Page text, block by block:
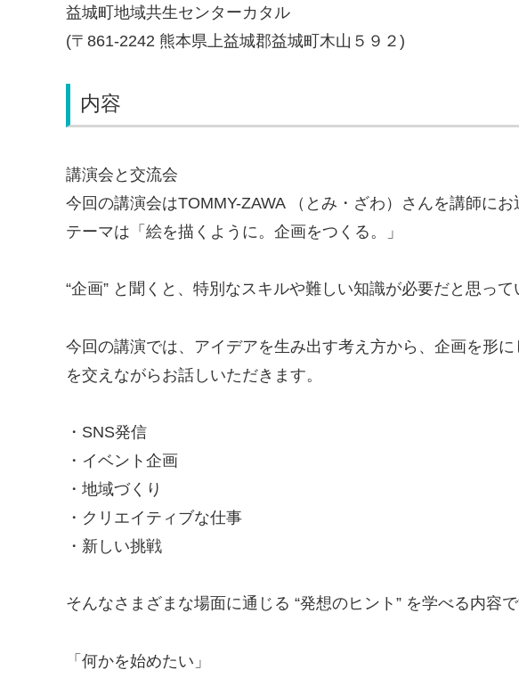
益城町地域共生センターカタル
(〒861-2242 熊本県上益城郡益城町木山５９２)
内容
講演会と交流会
今回の講演会はTOMMY-ZAWA （とみ・ざわ）さんを講師にお
テーマは「絵を描くように。企画をつくる。」
“企画” と聞くと、特別なスキルや難しい知識が必要だと思って
今回の講演では、アイデアを生み出す考え方から、企画を形
を交えながらお話しいただきます。
・SNS発信
・イベント企画
・地域づくり
・クリエイティブな仕事
・新しい挑戦
そんなさまざまな場面に通じる “発想のヒント” を学べる内容で
「何かを始めたい」